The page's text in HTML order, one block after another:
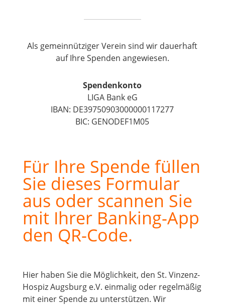
Als gemeinnütziger Verein sind wir dauerhaft
auf Ihre Spenden angewiesen.
Spendenkonto
LIGA Bank eG
IBAN: DE39​7509​0300​0000​1172​77
BIC: GENODEF1M05
Für Ihre Spende füllen
Sie dieses Formular
aus oder scannen Sie
mit Ihrer Banking-App
den QR-Code.
Hier haben Sie die Möglichkeit, den St. Vinzenz-
Hospiz Augsburg e.V. einmalig oder regelmäßig
mit einer Spende zu unterstützen. Wir